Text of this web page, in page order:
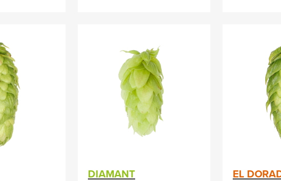
DIAMANT EL